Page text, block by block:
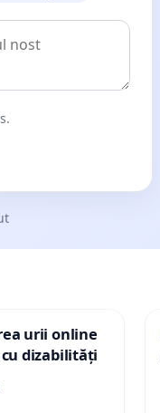
urii online
dizabilități